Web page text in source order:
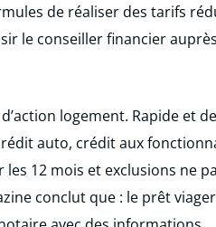
de réaliser des tarifs
le conseiller financier
logement. Rapide et
auto, crédit aux
12 mois et exclusions ne
conclut que : le prêt